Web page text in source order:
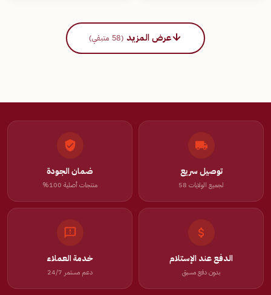
عرض المزيد (58 متبقي)
توصيل سريع
لجميع الولايات 58
ضمان الجودة
منتجات أصلية 100%
الدفع عند الإستلام
بدون دفع مسبق
خدمة العملاء
دعم مستمر 24/7